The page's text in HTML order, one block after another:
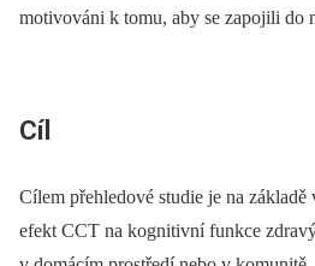
motivováni k tomu, aby se zapojili do
Cíl
Cílem přehledové studie je na
efekt CCT na kognitivní funkce